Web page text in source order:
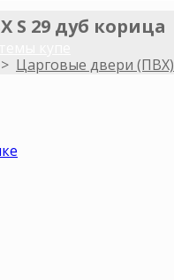
29 дуб корица
> Царговые двери (ПВХ)